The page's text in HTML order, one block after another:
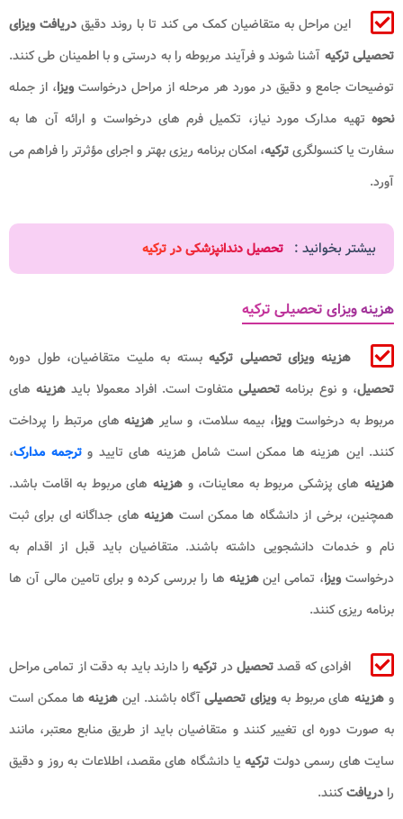
این مراحل به متقاضیان کمک می کند تا با روند دقیق دریافت ویزای
تحصیلی ترکیه آشنا شوند و فرآیند مربوطه را به درستی و با اطمینان طی کنند.
توضیحات جامع و دقیق در مورد هر مرحله از مراحل درخواست ویزا، از جمله
نحوه تهیه مدارک مورد نیاز، تکمیل فرم های درخواست و ارائه آن ها به
سفارت یا کنسولگریترکیه، امکان برنامه ریزی بهتر و اجرای مؤثرتر را فراهم می
آورد.
بیشتر بخوانید : تحصیل دندانپزشکی در ترکیه
هزینه ویزای تحصیلی ترکیه
هزینه ویزای تحصیلی ترکیهبسته به ملیت متقاضیان، طول دوره
تحصیل، و نوع برنامه تحصیلی متفاوت است. افراد معمولا باید هزینههای
مربوط به درخواستویزا، بیمه سلامت، و سایر هزینه های مرتبط را پرداخت
کنند. این هزینه ها ممکن است شامل هزینه های تایید وترجمه مدارک،
هزینههای پزشکی مربوط به معاینات، وهزینه های مربوط به اقامت باشد.
همچنین، برخی از دانشگاه ها ممکن است هزینههای جداگانه ای برای ثبت
نام و خدمات دانشجویی داشته باشند. متقاضیان باید قبل از اقدام به
درخواست ویزا، تمامی اینهزینه ها را بررسی کرده و برای تامین مالی آن ها
برنامه ریزی کنند.
افرادی که قصدتحصیلدر ترکیه را دارند باید به دقت از تمامی مراحل
و هزینه های مربوط به ویزای تحصیلیآگاه باشند. این هزینهها ممکن است
به صورت دوره ای تغییر کنند و متقاضیان باید از طریق منابع معتبر، مانند
سایت های رسمی دولت ترکیه یا دانشگاه های مقصد، اطلاعات به روز و دقیق
را دریافتکنند.